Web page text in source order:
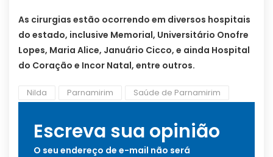
As cirurgias estão ocorrendo em diversos hospitais
do estado, inclusive Memorial, Universitário Onofre
Lopes, Maria Alice, Januário Cicco, e ainda Hospital
do Coração e Incor Natal, entre outros.
Nilda Parnamirim Saúde de Parnamirim
Escreva sua opinião
O seu endereço de e-mail não será